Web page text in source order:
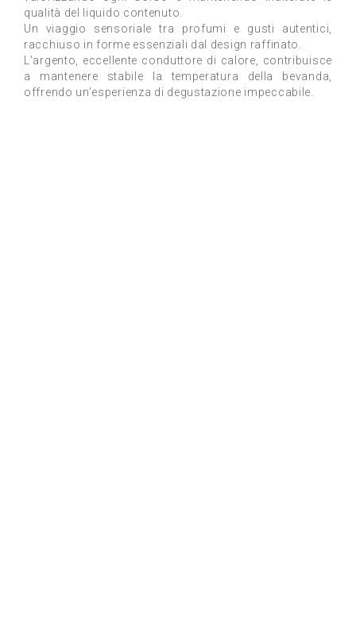
qualità del liquido contenuto.
Un viaggio sensoriale tra profumi e gusti autentici,
racchiuso in forme essenziali dal design raffinato.
L’argento, eccellente conduttore di calore, contribuisce
a mantenere stabile la temperatura della bevanda,
offrendo un’esperienza di degustazione impeccabile.